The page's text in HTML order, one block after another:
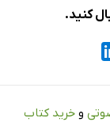
کنید.
و خرید کتاب